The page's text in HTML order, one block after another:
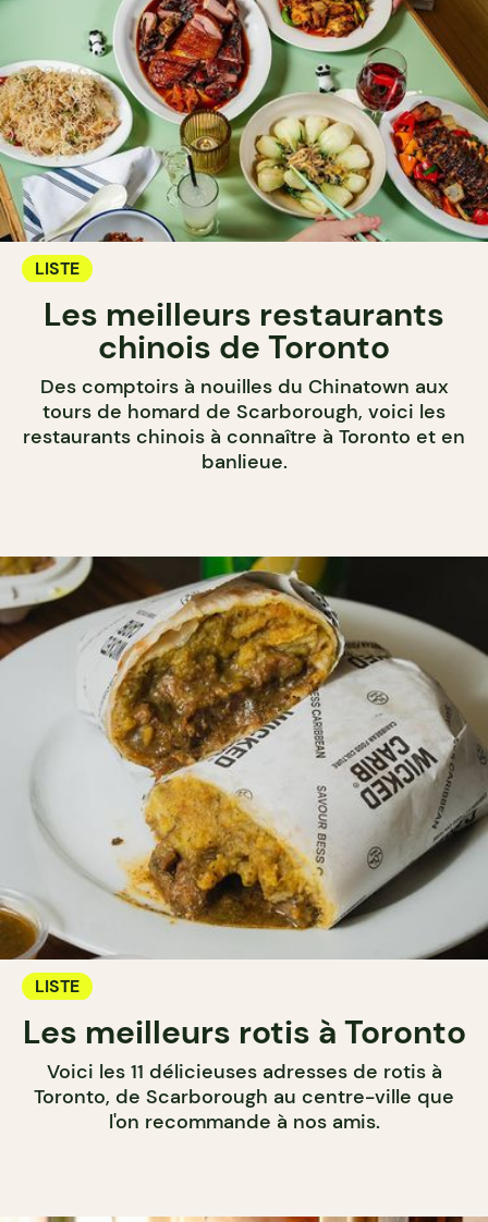
LISTE
Les meilleurs restaurants
chinois de Toronto
Des comptoirs à nouilles du Chinatown aux
tours de homard de Scarborough, voici les
restaurants chinois à connaître à Toronto et en
banlieue.
LISTE
Les meilleurs rotis à Toronto
Voici les 11 délicieuses adresses de rotis à
Toronto, de Scarborough au centre-ville que
l'on recommande à nos amis.